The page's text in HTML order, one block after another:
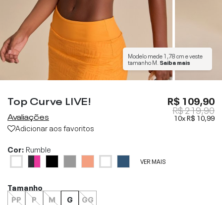
Modelo mede1,78 cme veste
tamanhoM Saiba mais
Top Curve LIVE!
Avaliações
Adicionar aos favoritos
R$ 109,90
R$ 219,90
10xR$ 10,99
Cor:Rumble
VER MAIS
Tamanho
PP
P M G GG